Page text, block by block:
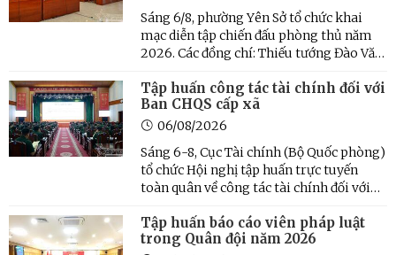
Sáng 6/8, phường Yên Sở tổ chức khai
mạc diễn tập chiến đấu phòng thủ năm
2026. Các đồng chí: Thiếu tướng Đào Văn
Tư lệnh Bộ Tư lệnh Thủ đô Hà Nội, Phó
Trưởng ban Thường trực Ban Chỉ đạo
diễn tập Thành phố; ...
Tập huấn công tác tài chính đối với
Ban CHQS cấp xã
06/08/2026
Sáng 6-8, Cục Tài chính (Bộ Quốc phòng)
tổ chức Hội nghị tập huấn trực tuyến
toàn quân về công tác tài chính đối với
tướng Đỗ Đình Mỹ, Phó Cục trưởng Cục
Tài chính chủ trì hội nghị.
Tập huấn báo cáo viên pháp luật
trong Quân đội năm 2026